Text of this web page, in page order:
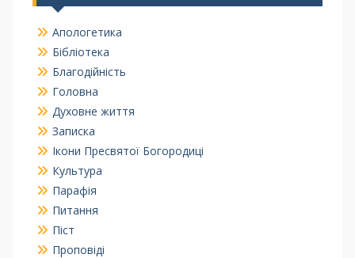
Апологетика
Бібліотека
Благодійність
Головна
Духовне життя
Записка
Ікони Пресвятої Богородиці
Культура
Парафія
Питання
Піст
Проповіді